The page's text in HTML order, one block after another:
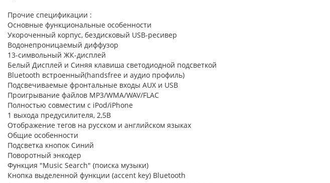
Прочие спецификации :
Основные функциональные особенности
Укороченный корпус, бездисковый USB-ресивер
Водонепроницаемый диффузор
13-символьный ЖК-дисплей
Белый Дисплей и Синяя клавиша светодиодной подсветкой
Bluetooth встроенный(handsfree и аудио профиль)
Подсвечиваемые фронтальные входы AUX и USB
Проигрывание файлов MP3/WMA/WAV/FLAC
Полностью совместим с iPod/iPhone
1 выхода предусилителя, 2,5В
Отображение тегов на русском и английском языках
Общие особенности
Подсветка кнопок Синий
Поворотный энкодер
Функция "Music Search" (поиска музыки)
Кнопка выделенной функции (accent key) Bluetooth